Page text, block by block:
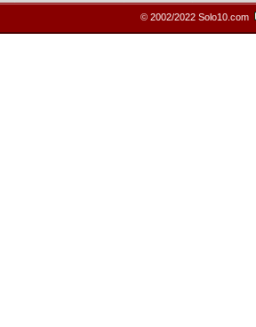
© 2002/2022 Solo10.com